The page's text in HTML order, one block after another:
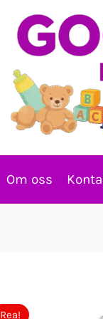
Om oss
Rea!